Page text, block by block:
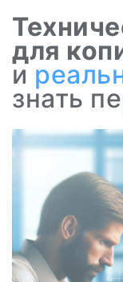
для
и
знать